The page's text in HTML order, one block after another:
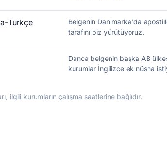
Türkçe
Belgenin Danimarka'da
tarafını biz yürütüyoruz.
Danca belgenin başka AB
kurumlar İngilizce ek nüsha
ilgili kurumların çalışma saatlerine bağlıdır.